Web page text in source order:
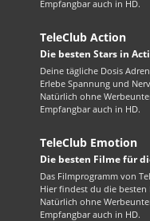
Empfangbar auch in HD.
TeleClub Action
Die besten Stars in
Deine tägliche Dosis
Erlebe Spannung und
Natürlich ohne
Empfangbar auch in HD.
TeleClub Emotion
Die besten Filme für
Das Filmprogramm von
Hier findest du die
Natürlich ohne
Empfangbar auch in HD.